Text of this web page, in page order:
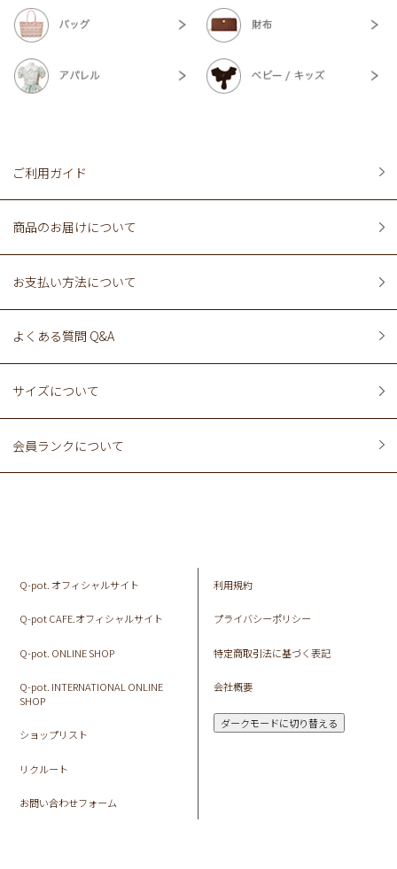
ご利用ガイド
商品のお届けについて
お支払い方法について
よくある質問 Q&A
サイズについて
会員ランクについて
Q-pot. オフィシャルサイト
Q-pot CAFE.オフィシャルサイト
Q-pot. ONLINE SHOP
Q-pot. INTERNATIONAL ONLINE
SHOP
ショップリスト
リクルート
お問い合わせフォーム
利用規約
プライバシーポリシー
特定商取引法に基づく表記
会社概要
ダークモードに切り替える